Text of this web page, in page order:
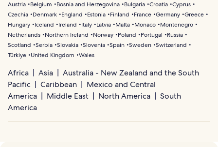
Austria Belgium Bosnia and Herzegovina Bulgaria Croatia Cyprus
Czechia
Denmark England Estonia Finland France Germany Greece
Hungary
Iceland Ireland Italy Latvia Malta Monaco
Montenegro
Netherlands
Northern Ireland Norway Poland Portugal
Russia
Scotland
Serbia Slovakia Slovenia Spain Sweden Switzerland
Türkiye
United Kingdom Wales
Africa Asia
Australia - New Zealand and the South
Pacific
Caribbean
Mexico and Central
America
Middle East North America
South
America